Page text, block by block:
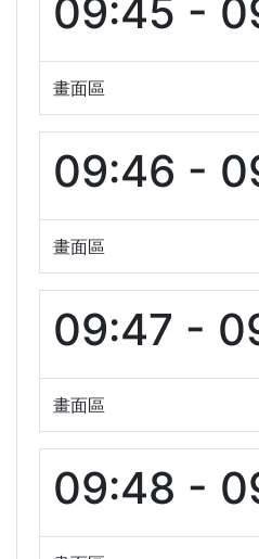
09:45 -
畫面區
09:46 -
畫面區
09:47 -
畫面區
09:48 -